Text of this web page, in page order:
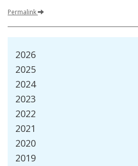
Permalink
2026
2025
2024
2023
2022
2021
2020
2019